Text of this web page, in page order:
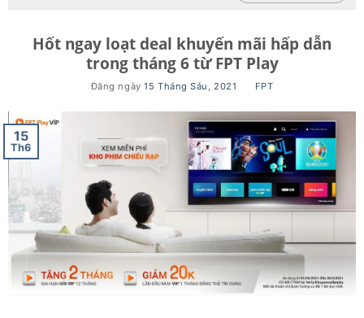
Hốt ngay loạt deal khuyến mãi hấp dẫn
trong tháng 6 từ FPT Play
Đăng ngày15 Tháng Sáu, 2021 FPT
15
Th6